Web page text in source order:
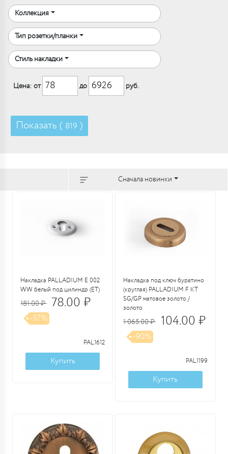
Коллекция
Тип розетки/планки
Стиль накладки
Цена: от до руб.
Показать ( 819 )
Сначала новинки
Накладка PALLADIUM Е 002
WW белый под цилиндр (ЕТ)
181.00 ₽ 78.00 ₽
-57%
PAL1612
Купить
Накладка под ключ буратино
(круглая) PALLADIUM F KT
SG/GP матовое золото /
золото
1 065.00 ₽ 104.00 ₽
-90%
PAL1199
Купить